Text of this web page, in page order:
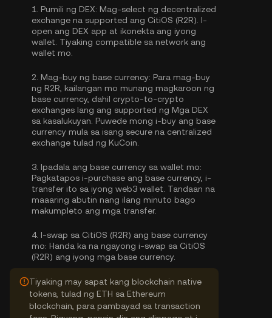
1. Pumili ng DEX: Mag-select ng decentralized
exchange na supported ang CitiOS (R2R). I-
open ang DEX app at ikonekta ang iyong
wallet. Tiyaking compatible sa network ang
wallet mo.
2. Mag-buy ng base currency: Para mag-buy
ng R2R, kailangan mo munang magkaroon ng
base currency, dahil crypto-to-crypto
exchanges lang ang supported ng Mga DEX
sa kasalukuyan. Puwede mong i-buy ang base
currency mula sa isang secure na centralized
exchange tulad ng KuCoin.
3. Ipadala ang base currency sa wallet mo:
Pagkatapos i-purchase ang base currency, i-
transfer ito sa iyong web3 wallet. Tandaan na
maaaring abutin nang ilang minuto bago
makumpleto ang mga transfer.
4. I-swap sa CitiOS (R2R) ang base currency
mo: Handa ka na ngayong i-swap sa CitiOS
(R2R) ang iyong mga base currency.
Tiyaking may sapat kang blockchain native
tokens, tulad ng ETH sa Ethereum
blockchain, para pambayad sa transaction